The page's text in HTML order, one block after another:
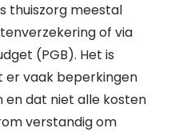
thuiszorg meestal
of via
(PGB). Het is
er vaak beperkingen
en dat niet alle kosten
verstandig om